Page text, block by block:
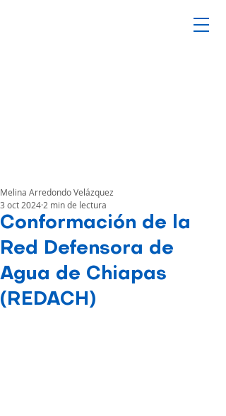
Conformación de la
Red Defensora de
Agua de Chiapas
(REDACH)
Melina Arredondo Velázquez
3 oct 2024 2 min de lectura